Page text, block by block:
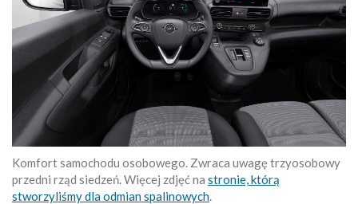
Komfort samochodu osobowego. Zwraca uwagę trzyosobowy
przedni rząd siedzeń. Więcej zdjęć na stronie, którą
stworzyliśmy dla odmian spalinowych.